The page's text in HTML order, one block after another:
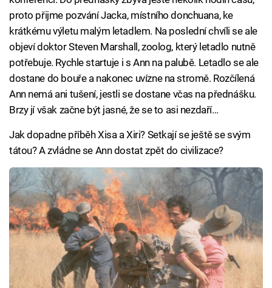
proto přijme pozvání Jacka, místního donchuana, ke
krátkému výletu malým letadlem. Na poslední chvíli se ale
objeví doktor Steven Marshall, zoolog, který letadlo nutně
potřebuje. Rychle startuje i s Ann na palubě. Letadlo se ale
dostane do bouře a nakonec uvízne na stromě. Rozčílená
Ann nemá ani tušení, jestli se dostane včas na přednášku.
Brzy jí však začne být jasné, že se to asi nezdaří…
Jak dopadne příběh Xisa a Xiri? Setkají se ještě se svým
tátou? A zvládne se Ann dostat zpět do civilizace?